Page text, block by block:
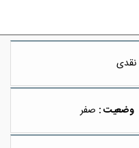
نقدی
وضعیت : صفر